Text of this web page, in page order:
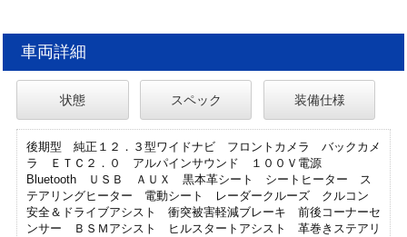
車両詳細
状態 スペック 装備仕様
後期型 純正１２．３型ワイドナビ フロントカメラ バックカメ
ラ ＥＴＣ２．０ アルパインサウンド １００Ｖ電源
Bluetooth ＵＳＢ ＡＵＸ 黒本革シート シートヒーター ス
テアリングヒーター 電動シート レーダークルーズ クルコン
安全＆ドライブアシスト 衝突被害軽減ブレーキ 前後コーナーセ
ンサー ＢＳＭアシスト ヒルスタートアシスト 革巻きステアリ